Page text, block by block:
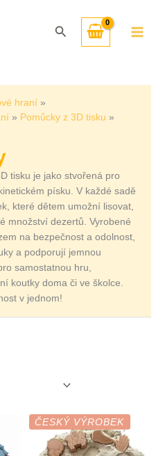
Hledat
hraní
Pomůcky z 3D tisku
tisku je jako stvořená pro
písku. V každé sadě
které dětem umožní lisovat,
množství dezertů. Vyrobené
na bezpečnost a odolnost,
a podporují jemnou
samostatnou hru,
koutky doma či ve školce.
v jednom!
ČESKÝ VÝROBEK